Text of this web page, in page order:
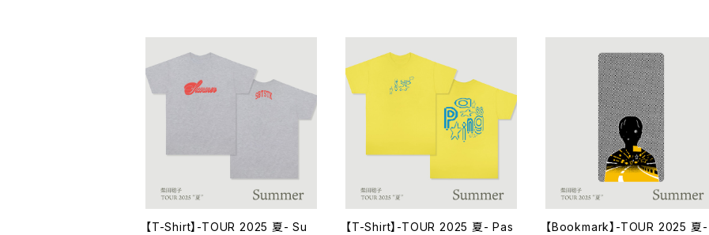
【T-Shirt】-TOUR 2025 夏- Su
【T-Shirt】-TOUR 2025 夏- Pas
【Bookmark】-TOUR 2025 夏-